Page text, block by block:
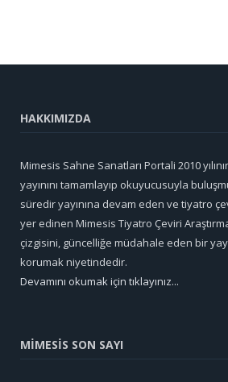
HAKKIMIZDA
Mimesis Sahne Sanatları Portali 2010
yayınını tamamlayıp okuyucusuyla
süredir yayınına devam eden ve tiyatro
yer edinen Mimesis Tiyatro Çeviri
çizgisini, güncelliğe müdahale eden bir
korumak niyetindedir.
Devamını okumak için tıklayınız...
MİMESİS SON SAYI